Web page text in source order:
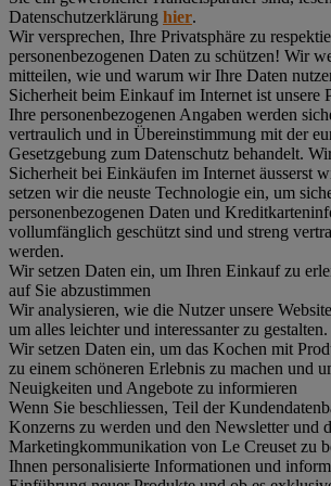
Datenschutzerklärung hier.
Wir versprechen, Ihre Privatsphäre zu
personenbezogenen Daten zu schützen! Wir
mitteilen, wie und warum wir Ihre Daten
Sicherheit beim Einkauf im Internet ist unsere
Ihre personenbezogenen Angaben werden
vertraulich und in Übereinstimmung mit der
Gesetzgebung zum Datenschutz behandelt.
Sicherheit bei Einkäufen im Internet äusserst
setzen wir die neuste Technologie ein, um
personenbezogenen Daten und
vollumfänglich geschützt sind und streng
werden.
Wir setzen Daten ein, um Ihren Einkauf zu
auf Sie abzustimmen
Wir analysieren, wie die Nutzer unsere
um alles leichter und interessanter zu gestalten.
Wir setzen Daten ein, um das Kochen mit
zu einem schöneren Erlebnis zu machen und
Neuigkeiten und Angebote zu informieren
Wenn Sie beschliessen, Teil der
Konzerns zu werden und den Newsletter und
Marketingkommunikation von Le Creuset zu
Ihnen personalisierte Informationen und